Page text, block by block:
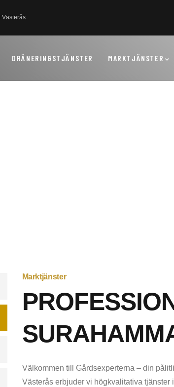
Västerås
DRÄNERINGSTJÄNSTER MARKTJÄNSTER
Marktjänster
Välkommen till Gårdsexperterna – din
Västerås erbjuder vi högkvalitativa tjänster